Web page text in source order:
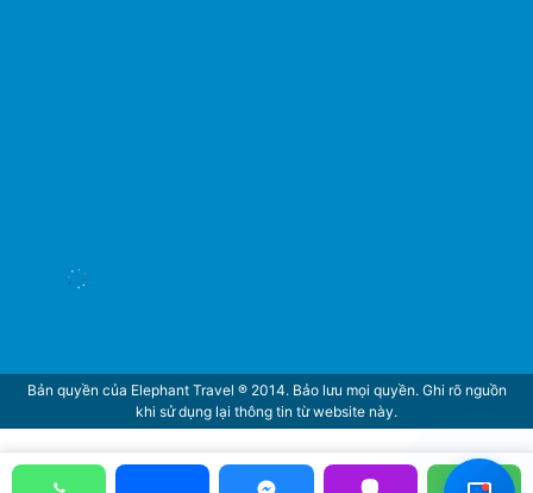
Bản quyền của Elephant Travel ® 2014. Bảo lưu mọi quyền. Ghi rõ nguồn
khi sử dụng lại thông tin từ website này.
Đang hoạt động